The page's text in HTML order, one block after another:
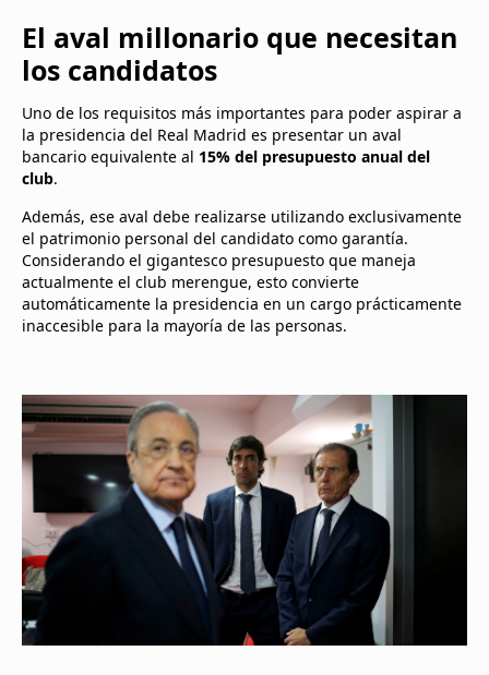
El aval millonario que necesitan
los candidatos
Uno de los requisitos más importantes para poder aspirar a
la presidencia del Real Madrid es presentar un aval
bancario equivalente al 15% del presupuesto anual del
club.
Además, ese aval debe realizarse utilizando exclusivamente
el patrimonio personal del candidato como garantía.
Considerando el gigantesco presupuesto que maneja
actualmente el club merengue, esto convierte
automáticamente la presidencia en un cargo prácticamente
inaccesible para la mayoría de las personas.